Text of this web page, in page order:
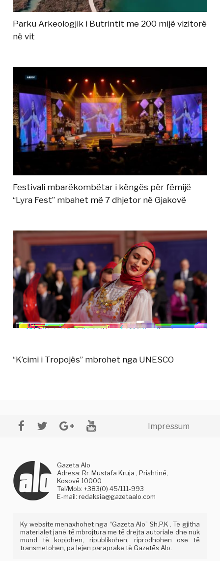
Parku Arkeologjik i Butrintit me 200 mijë vizitorë
në vit
Festivali mbarëkombëtar i këngës për fëmijë
“Lyra Fest” mbahet më 7 dhjetor në Gjakovë
“K’cimi i Tropojës” mbrohet nga UNESCO
Impressum
Gazeta Alo
Adresa: Rr. Mustafa Kruja , Prishtinë,
Kosovë 10000
Tel/Mob: +383(0) 45/111-993
E-mail:redaksia@gazetaalo.com
Ky website menaxhohet nga “Gazeta Alo” Sh.P.K . Të gjitha
materialet janë të mbrojtura me të drejta autoriale dhe nuk
mund të kopjohen, ripublikohen, riprodhohen ose të
transmetohen, pa lejen paraprake të Gazetës Alo.